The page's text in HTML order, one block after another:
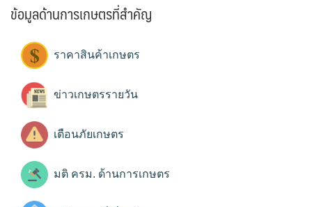
ข้อมูลด้านการเกษตรที่สำคัญ
ราคาสินค้าเกษตร
ข่าวเกษตรรายวัน
เตือนภัยเกษตร
มติ ครม. ด้านการเกษตร